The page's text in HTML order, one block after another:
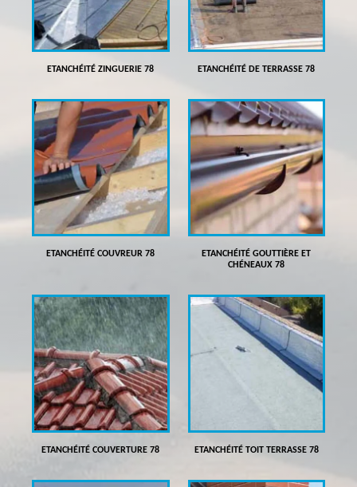
ETANCHÉITÉ ZINGUERIE 78 ETANCHÉITÉ DE TERRASSE 78
ETANCHÉITÉ COUVREUR 78
ETANCHÉITÉ GOUTTIÈRE ET
CHÉNEAUX 78
ETANCHÉITÉ COUVERTURE 78 ETANCHÉITÉ TOIT TERRASSE 78